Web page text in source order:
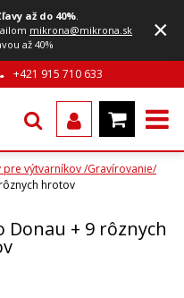
až do 40%.
mikrona@mikrona.sk
až 40%
×
+421 915 710 633
pre výtvarníkov /Gravírovanie/
hrotov
Donau + 9 rôznych